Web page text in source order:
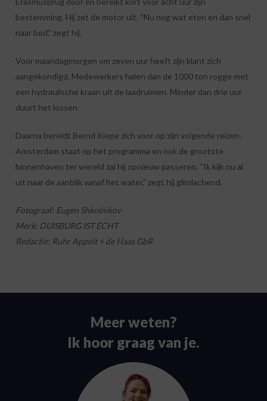
bestemming. Hij zet de motor uit. “Nu nog wat eten en dan snel
naar bed,” zegt hij.
Voor maandagmorgen om zeven uur heeft zijn klant zich
aangekondigd. Medewerkers halen dan de 1000 ton rogge met
een hydraulische kraan uit de laadruimen. Minder dan drie uur
duurt het lossen.
Daarna bereidt Bernd Kiepe zich voor op zijn volgende reizen.
Amsterdam staat op het programma en ook de grootste
binnenhaven ter wereld zal hij opnieuw passeren. “Ik kijk nu al
uit naar de aanblik vanaf het water,” zegt hij glimlachend.
Fotograaf: Eugen Shkolnikov
Merk: DUISBURG IST ECHT
Redactie: Ruhr Appelt + de Haas GbR
Meer weten?
Ik hoor graag van je.